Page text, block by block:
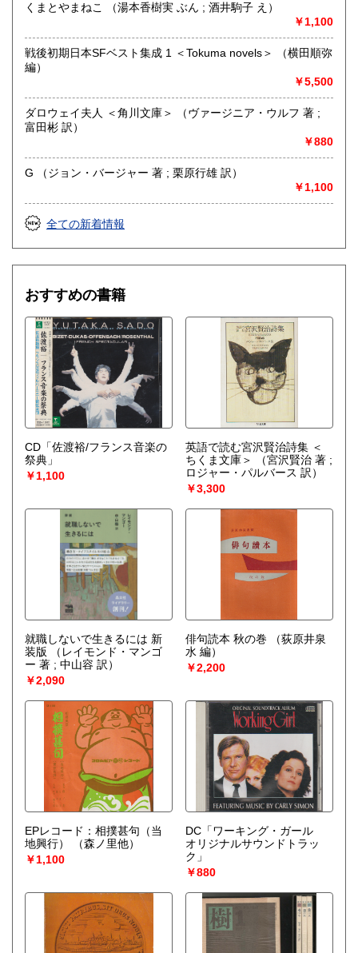
買取が出来る本とそうでない本があります、メール・電話等
で連絡頂ければと思います。
取り扱い分野
哲学宗教、歴史、社会科学、美術工芸、外国文学、趣味、サ
ブカルチャー、古書一般（その他）
くまとやまねこ （湯本香樹実 ぶん ; 酒井駒子 え）
￥1,100
戦後初期日本SFベスト集成 1 ＜Tokuma novels＞ （横田順弥
編）
￥5,500
ダロウェイ夫人 ＜角川文庫＞ （ヴァージニア・ウルフ 著 ;
富田彬 訳）
￥880
G （ジョン・バージャー 著 ; 栗原行雄 訳）
￥1,100
全ての新着情報
おすすめの書籍
CD「佐渡裕/フランス音楽の
祭典」
￥1,100
英語で読む宮沢賢治詩集 ＜
ちくま文庫＞
（宮沢賢治 著 ;
ロジャー・パルバース 訳）
￥3,300
就職しないで生きるには 新
装版
（レイモンド・マンゴ
ー 著 ; 中山容 訳）
￥2,090
俳句読本 秋の巻
（荻原井泉
水 編）
￥2,200
EPレコード：相撲甚句（当
地興行）
（森ノ里他）
￥1,100
DC「ワーキング・ガール
オリジナルサウンドトラッ
ク」
￥880